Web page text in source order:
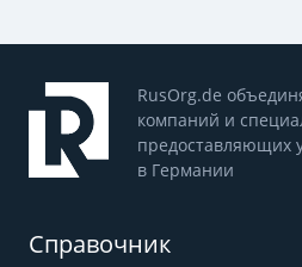
RusOrg.de
компаний и
предоставляющих
в Германии
Справочник